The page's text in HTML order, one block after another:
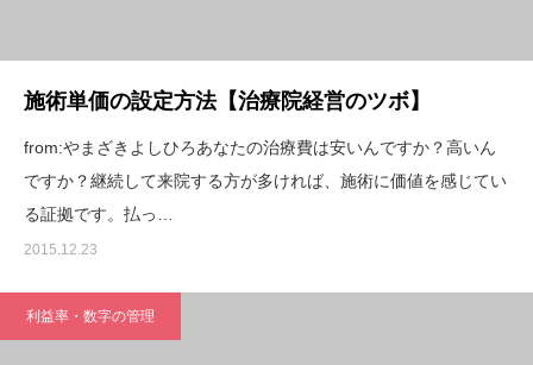
施術単価の設定方法【治療院経営のツボ】
from:やまざきよしひろあなたの治療費は安いんですか？高いん
ですか？継続して来院する方が多ければ、施術に価値を感じてい
る証拠です。払っ…
2015.12.23
利益率・数字の管理